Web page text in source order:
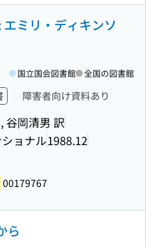
エミリ・ディキンソ
障害者向け資料あり
谷岡清男 訳
ョナル1988.12
国立国会図書館 全国の図書館
00179767
ら